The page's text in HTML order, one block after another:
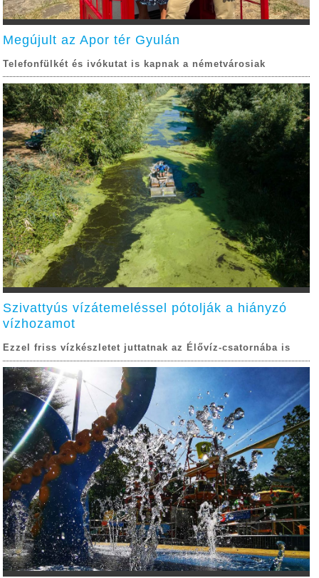
Megújult az Apor tér Gyulán
Telefonfülkét és ivókutat is kapnak a németvárosiak
Szivattyús vízátemeléssel pótolják a hiányzó
vízhozamot
Ezzel friss vízkészletet juttatnak az Élővíz-csatornába is